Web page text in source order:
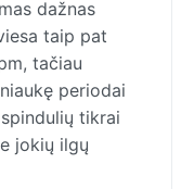
dažnas
taip pat
tačiau
periodai
tikrai
jokių ilgų